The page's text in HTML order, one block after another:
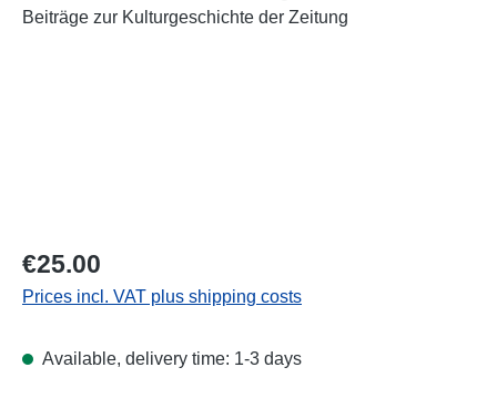
Regular price:
€25.00
Prices incl. VAT plus shipping costs
Available, delivery time: 1-3 days